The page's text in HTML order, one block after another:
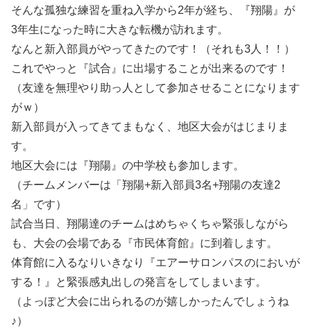
そんな孤独な練習を重ね入学から2年が経ち、『翔陽』が
3年生になった時に大きな転機が訪れます。
なんと新入部員がやってきたのです！（それも3人！！）
これでやっと『試合』に出場することが出来るのです！
（友達を無理やり助っ人として参加させることになります
がｗ）
新入部員が入ってきてまもなく、地区大会がはじまりま
す。
地区大会には『翔陽』の中学校も参加します。
（チームメンバーは「翔陽+新入部員3名+翔陽の友達2
名」です）
試合当日、翔陽達のチームはめちゃくちゃ緊張しながら
も、大会の会場である『市民体育館』に到着します。
体育館に入るなりいきなり『エアーサロンパスのにおいが
する！』と緊張感丸出しの発言をしてしまいます。
（よっぽど大会に出られるのが嬉しかったんでしょうね
♪）